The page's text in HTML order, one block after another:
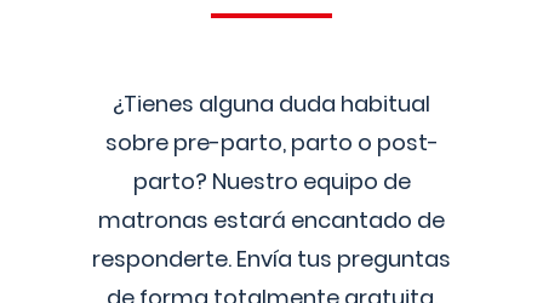
¿Tienes alguna duda habitual
sobre pre-parto, parto o post-
parto? Nuestro equipo de
matronas estará encantado de
responderte. Envía tus preguntas